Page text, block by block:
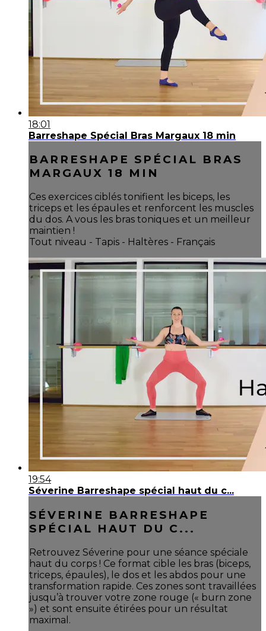
18:01
Barreshape Spécial Bras Margaux 18 min
BARRESHAPE SPÉCIAL BRAS
MARGAUX 18 MIN
Ces exercices ciblés tonifient les biceps, les
triceps et les épaules et renforcent les muscles
du dos. A vous les bras toniques et un meilleur
maintien !
Tout niveau - Tapis - Haltères - Français
19:54
Séverine Barreshape spécial haut du c...
SÉVERINE BARRESHAPE
SPÉCIAL HAUT DU C...
Retrouvez Séverine pour une séance spéciale
haut du corps ! Ce format cible les bras (biceps,
triceps, épaules), le dos et les abdos pour une
transformation rapide. Ces zones sont travaillées
jusqu’à trouver votre zone rouge (« burn zone
») et sont ensuite étirées pour un résultat
maximal.